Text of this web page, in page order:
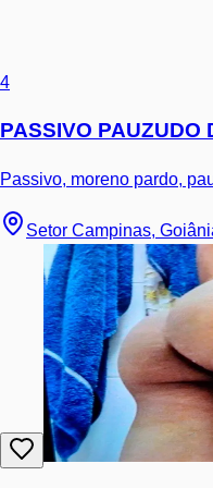
4
PASSIVO PAUZUDO
Passivo, moreno pardo,
Setor Campinas,